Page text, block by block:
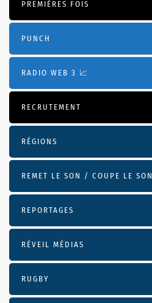
PREMIÈRES FOIS
PUNCH
RADIO WEB 3 📈
RECRUTEMENT
RÉGIONS
REMET LE SON / COUPE LE SON
REPORTAGES
RÉVEIL MÉDIAS
RUGBY